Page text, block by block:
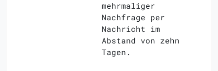
mehrmaliger
Nachfrage per
Nachricht im
Abstand von zehn
Tagen.